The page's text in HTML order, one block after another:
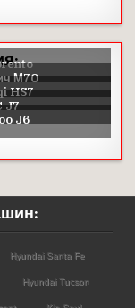
Hyundai Santa Fe
Hyundai Tucson